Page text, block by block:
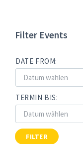
Filter Events
DATE FROM:
TERMIN BIS:
FILTER